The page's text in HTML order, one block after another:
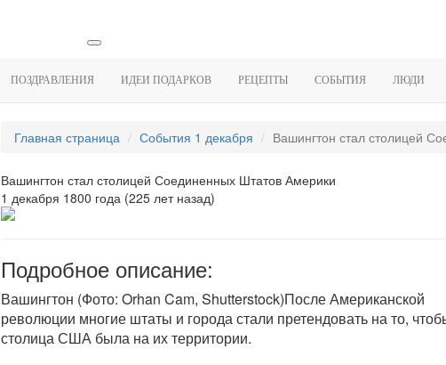
ПОЗДРАВЛЕНИЯ ИДЕИ ПОДАРКОВ РЕЦЕПТЫ СОБЫТИЯ ЛЮДИ
Главная страница События 1 декабря Вашингтон стал столицей
Вашингтон стал столицей Соединенных Штатов Америки
1 декабря 1800 года (225 лет назад)
Подробное описание:
Вашингтон (Фото: Orhan Cam, Shutterstock)После Американской
революции многие штаты и города стали претендовать на то,
столица США была на их территории.